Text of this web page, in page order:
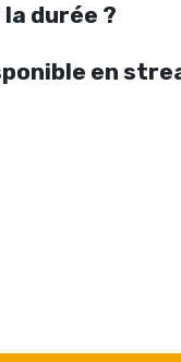
durée ?
en